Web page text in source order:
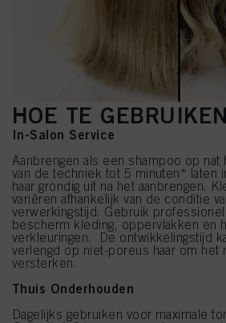
HOE TE GEBRUIKEN
In-Salon Service
Aanbrengen als een shampoo op nat
van de techniek tot 5 minuten* laten
haar grondig uit na het aanbrengen.
variëren afhankelijk van de conditie
verwerkingstijd. Gebruik
bescherm kleding, oppervlakken en
verkleuringen. De ontwikkelingstijd
verlengd op niet-poreus haar om het
versterken.
Thuis Onderhouden
Dagelijks gebruiken voor maximale